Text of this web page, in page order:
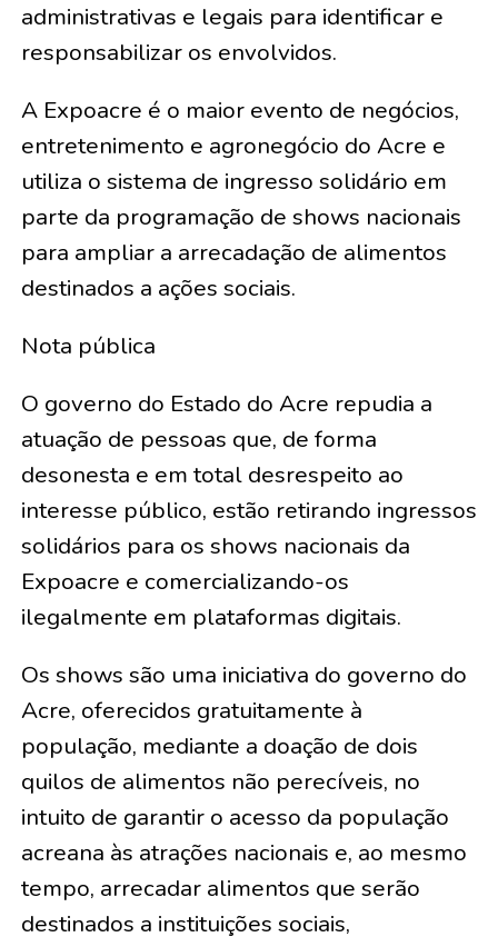
administrativas e legais para identificar e
responsabilizar os envolvidos.
A Expoacre é o maior evento de negócios,
entretenimento e agronegócio do Acre e
utiliza o sistema de ingresso solidário em
parte da programação de shows nacionais
para ampliar a arrecadação de alimentos
destinados a ações sociais.
Nota pública
O governo do Estado do Acre repudia a
atuação de pessoas que, de forma
desonesta e em total desrespeito ao
interesse público, estão retirando ingressos
solidários para os shows nacionais da
Expoacre e comercializando-os
ilegalmente em plataformas digitais.
Os shows são uma iniciativa do governo do
Acre, oferecidos gratuitamente à
população, mediante a doação de dois
quilos de alimentos não perecíveis, no
intuito de garantir o acesso da população
acreana às atrações nacionais e, ao mesmo
tempo, arrecadar alimentos que serão
destinados a instituições sociais,